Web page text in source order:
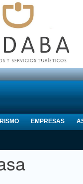
EMPRESAS